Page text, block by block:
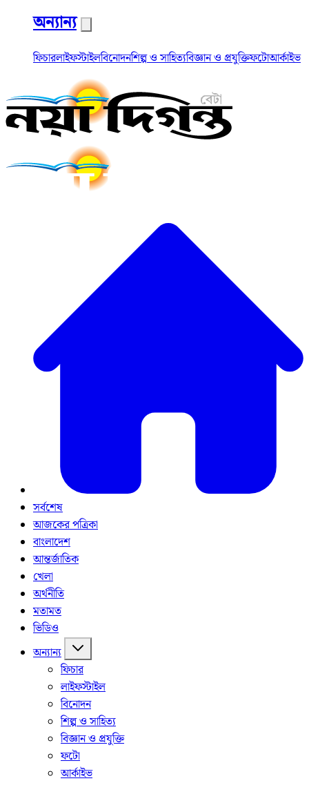
অন্যান্য
ফিচারলাইফস্টাইলবিনোদনশিল্প ও সাহিত্যবিজ্ঞান ও প্রযুক্তিফটোআর্কাইভ
সর্বশেষ
আজকের পত্রিকা
বাংলাদেশ
আন্তর্জাতিক
খেলা
অর্থনীতি
মতামত
ভিডিও
অন্যান্য
ফিচার
লাইফস্টাইল
বিনোদন
শিল্প ও সাহিত্য
বিজ্ঞান ও প্রযুক্তি
ফটো
আর্কাইভ